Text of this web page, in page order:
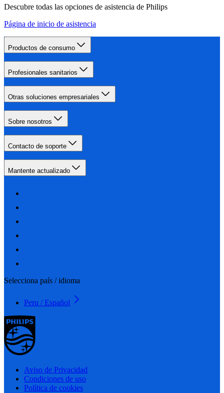
Descubre todas las opciones de asistencia de Philips
Página de inicio de asistencia
Productos de consumo
Profesionales sanitarios
Otras soluciones empresariales
Sobre nosotros
Contacto de soporte
Mantente actualizado
Selecciona país / idioma
Peru / Español
Aviso de Privacidad
Condiciones de uso
Política de cookies